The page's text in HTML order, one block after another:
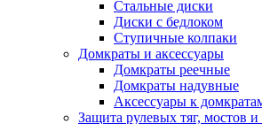
Стальные диски
Диски с бедлоком
Ступичные колпаки
Домкраты и аксессуары
Домкраты реечные
Домкраты надувные
Аксессуары к
Защита рулевых тяг, мостов и